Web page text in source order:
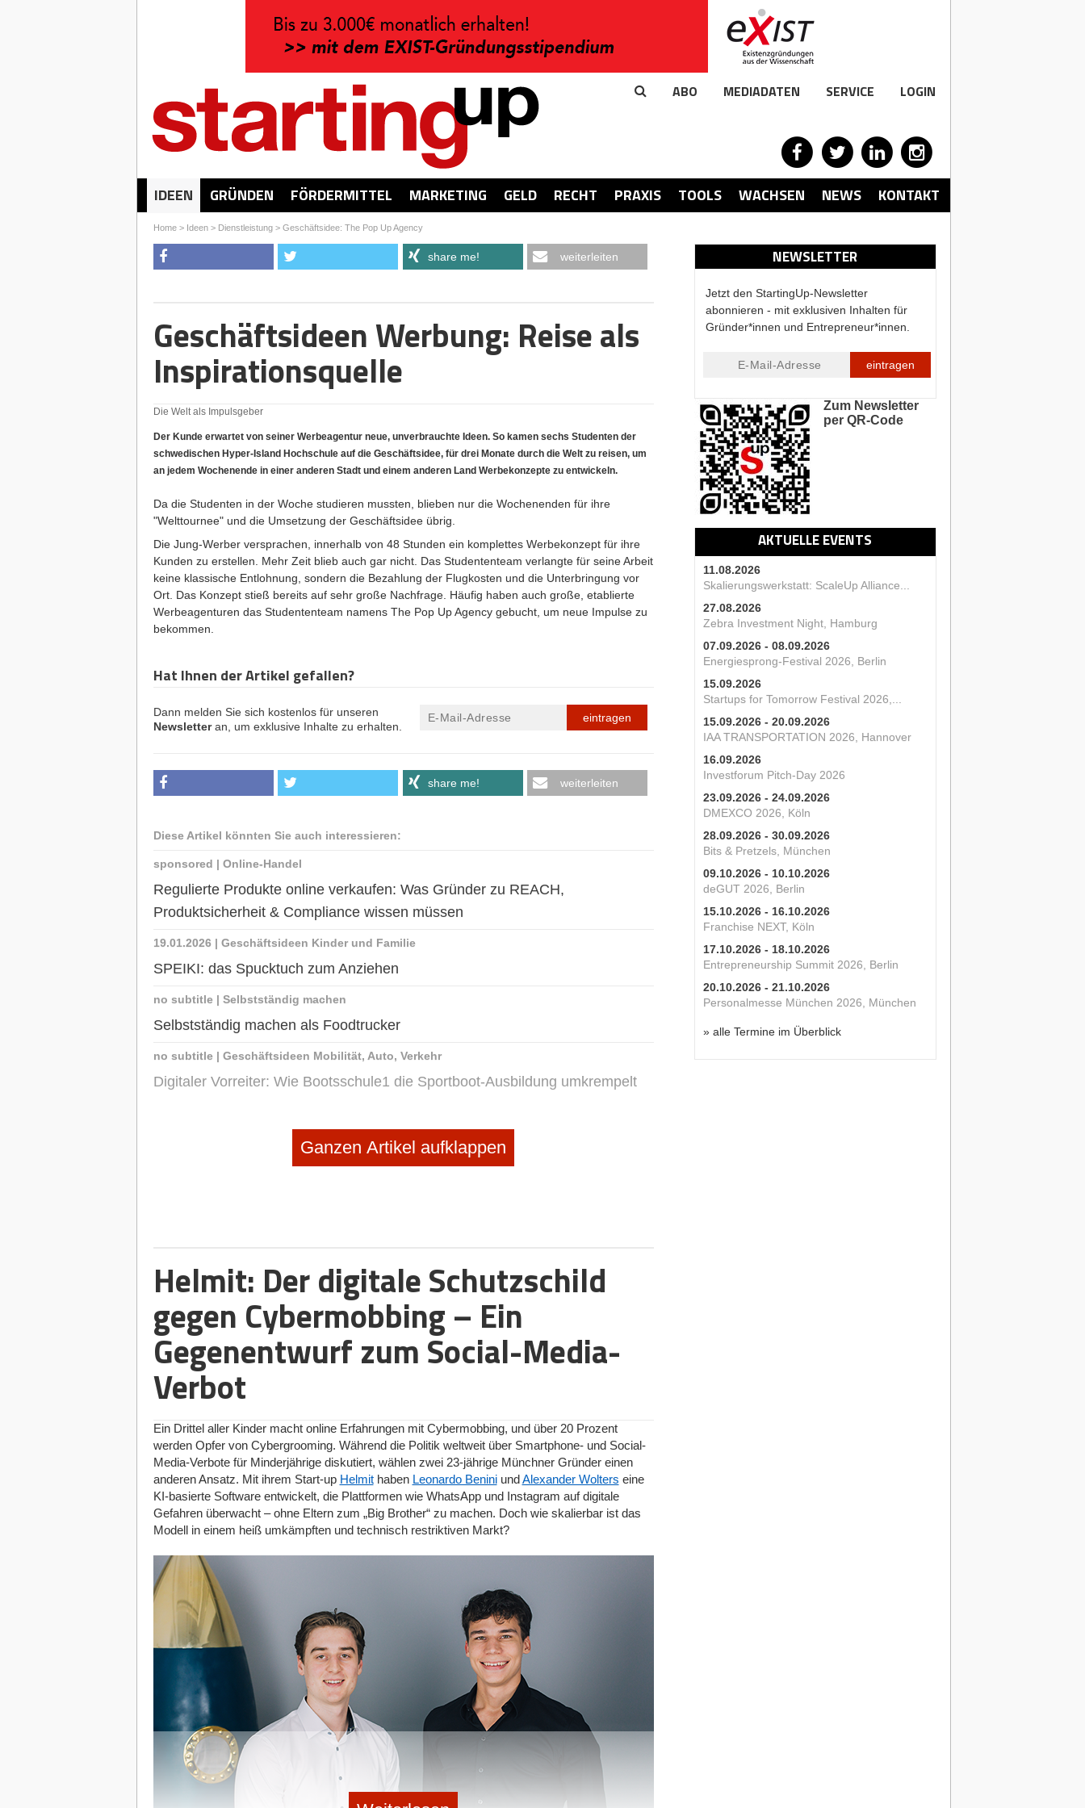
ABO MEDIADATEN SERVICE LOGIN
IDEEN GRÜNDEN FÖRDERMITTEL MARKETING GELD RECHT PRAXIS TOOLS WACHSEN NEWS KONTAKT
Home> Ideen> Dienstleistung> Geschäftsidee: The Pop Up Agency
NEWSLETTER
Jetzt den StartingUp-Newsletter
abonnieren - mit exklusiven Inhalten für
Gründer*innen und Entrepreneur*innen.
eintragen
Zum Newsletter
per QR-Code
AKTUELLE EVENTS
11.08.2026
Skalierungswerkstatt: ScaleUp Alliance...
27.08.2026
Zebra Investment Night, Hamburg
07.09.2026 - 08.09.2026
Energiesprong-Festival 2026, Berlin
15.09.2026
Startups for Tomorrow Festival 2026,...
15.09.2026 - 20.09.2026
IAA TRANSPORTATION 2026, Hannover
16.09.2026
Investforum Pitch-Day 2026
23.09.2026 - 24.09.2026
DMEXCO 2026, Köln
28.09.2026 - 30.09.2026
Bits & Pretzels, München
09.10.2026 - 10.10.2026
deGUT 2026, Berlin
15.10.2026 - 16.10.2026
Franchise NEXT, Köln
17.10.2026 - 18.10.2026
Entrepreneurship Summit 2026, Berlin
20.10.2026 - 21.10.2026
Personalmesse München 2026, München
» alle Termine im Überblick
share me! weiterleiten
Geschäftsideen Werbung: Reise als
Inspirationsquelle
Die Welt als Impulsgeber
Der Kunde erwartet von seiner Werbeagentur neue, unverbrauchte Ideen. So kamen sechs Studenten der
schwedischen Hyper-Island Hochschule auf die Geschäftsidee, für drei Monate durch die Welt zu reisen, um
an jedem Wochenende in einer anderen Stadt und einem anderen Land Werbekonzepte zu entwickeln.
Da die Studenten in der Woche studieren mussten, blieben nur die Wochenenden für ihre
"Welttournee" und die Umsetzung der Geschäftsidee übrig.
Die Jung-Werber versprachen, innerhalb von 48 Stunden ein komplettes Werbekonzept für ihre
Kunden zu erstellen. Mehr Zeit blieb auch gar nicht. Das Studententeam verlangte für seine Arbeit
keine klassische Entlohnung, sondern die Bezahlung der Flugkosten und die Unterbringung vor
Ort. Das Konzept stieß bereits auf sehr große Nachfrage. Häufig haben auch große, etablierte
Werbeagenturen das Studententeam namens The Pop Up Agency gebucht, um neue Impulse zu
bekommen.
Hat Ihnen der Artikel gefallen?
Dann melden Sie sich kostenlos für unseren
Newsletteran, um exklusive Inhalte zu erhalten.
eintragen
share me! weiterleiten
Diese Artikel könnten Sie auch interessieren:
sponsored | Online-Handel
Regulierte Produkte online verkaufen: Was Gründer zu REACH,
Produktsicherheit & Compliance wissen müssen
19.01.2026 | Geschäftsideen Kinder und Familie
SPEIKI: das Spucktuch zum Anziehen
no subtitle| Selbstständig machen
Selbstständig machen als Foodtrucker
no subtitle| Geschäftsideen Mobilität, Auto, Verkehr
Digitaler Vorreiter: Wie Bootsschule1 die Sportboot-Ausbildung umkrempelt
Ganzen Artikel aufklappen
Helmit: Der digitale Schutzschild
gegen Cybermobbing – Ein
Gegenentwurf zum Social-Media-
Verbot
Ein Drittel aller Kinder macht online Erfahrungen mit Cybermobbing, und über 20 Prozent
werden Opfer von Cybergrooming. Während die Politik weltweit über Smartphone- und Social-
Media-Verbote für Minderjährige diskutiert, wählen zwei 23-jährige Münchner Gründer einen
anderen Ansatz. Mit ihrem Start-up Helmithaben Leonardo Beniniund Alexander Wolters eine
KI-basierte Software entwickelt, die Plattformen wie WhatsApp und Instagram auf digitale
Gefahren überwacht – ohne Eltern zum „Big Brother“ zu machen. Doch wie skalierbar ist das
Modell in einem heiß umkämpften und technisch restriktiven Markt?